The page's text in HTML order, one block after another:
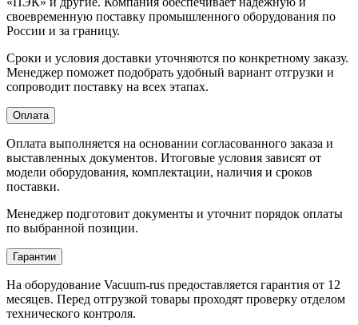
своевременную поставку промышленного оборудования по
России и за границу.
Сроки и условия доставки уточняются по конкретному заказу.
Менеджер поможет подобрать удобный вариант отгрузки и
сопроводит поставку на всех этапах.
Оплата
Оплата выполняется на основании согласованного заказа и
выставленных документов. Итоговые условия зависят от
модели оборудования, комплектации, наличия и сроков
поставки.
Менеджер подготовит документы и уточнит порядок оплаты
по выбранной позиции.
Гарантии
На оборудование Vacuum-rus предоставляется гарантия от 12
месяцев. Перед отгрузкой товары проходят проверку отделом
технического контроля.